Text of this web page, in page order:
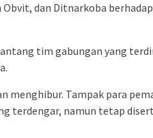
dan Ditnarkoba
tim gabungan yang
menghibur. Tampak para
terdengar, namun tetap